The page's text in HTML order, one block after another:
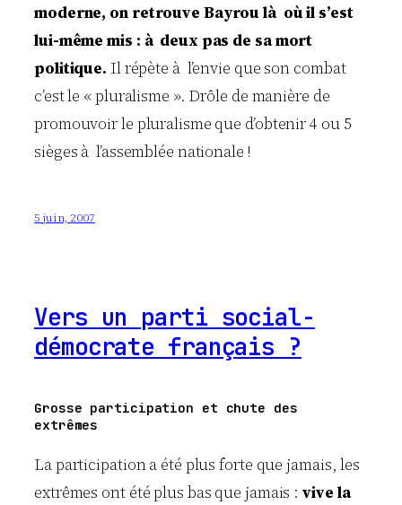
moderne, on retrouve Bayrou là où il s’est
lui-même mis : à deux pas de sa mort
politique. Il répète à l’envie que son combat
c’est le « pluralisme ». Drôle de manière de
promouvoir le pluralisme que d’obtenir 4 ou 5
sièges à l’assemblée nationale !
5 juin, 2007
Vers un parti social-
démocrate français ?
Grosse participation et chute des
extrêmes
La participation a été plus forte que jamais, les
extrêmes ont été plus bas que jamais :vive la